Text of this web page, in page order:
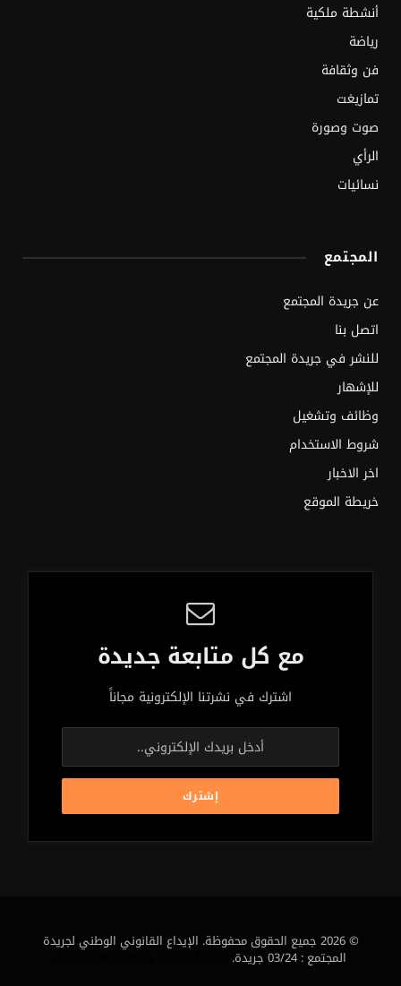
أنشطة ملكية
رياضة
فن وثقافة
تمازيغت
صوت وصورة
الرأي
نسائيات
المجتمع
عن جريدة المجتمع
اتصل بنا
للنشر في جريدة المجتمع
للإشهار
وظائف وتشغيل
شروط الاستخدام
اخر الاخبار
خريطة الموقع
مع كل متابعة جديدة
اشترك في نشرتنا الإلكترونية مجاناً
© 2026 جميع الحقوق محفوظة. الإيداع القانوني الوطني لجريدة
المجتمع : 03/24 جريدة.